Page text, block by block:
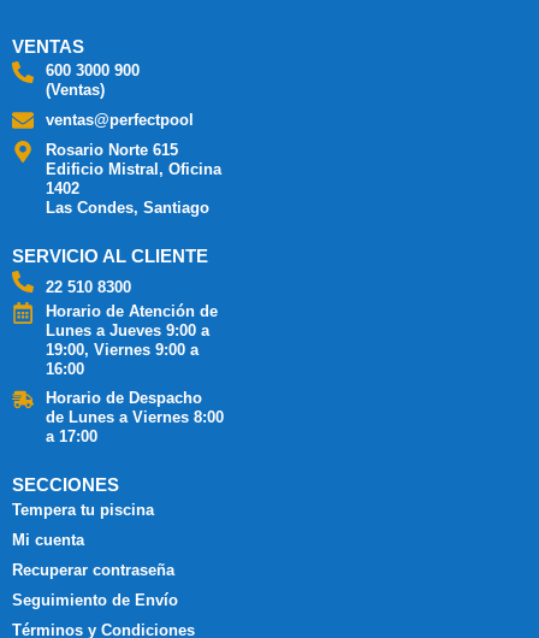
VENTAS
600 3000 900
(Ventas)
ventas@perfectpool
Rosario Norte 615
Edificio Mistral, Oficina
1402
Las Condes, Santiago
SERVICIO AL CLIENTE
22 510 8300
Horario de Atención de
Lunes a Jueves 9:00 a
19:00, Viernes 9:00 a
16:00
Horario de Despacho
de Lunes a Viernes 8:00
a 17:00
SECCIONES
Tempera tu piscina
Mi cuenta
Recuperar contraseña
Seguimiento de Envío
Términos y Condiciones